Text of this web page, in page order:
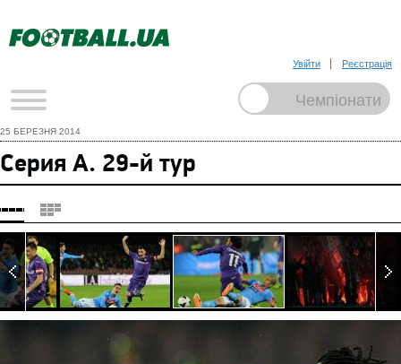
Увійти Реєстрація
25 БЕРЕЗНЯ 2014
Серия А. 29-й тур